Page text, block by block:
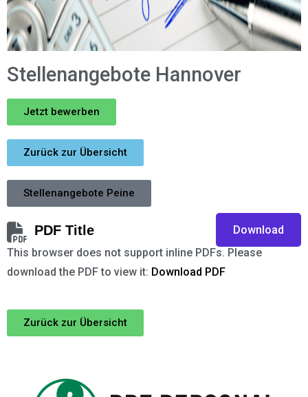
Stellenangebote Hannover
Jetzt bewerben
Zurück zur Übersicht
Stellenangebote Peine
PDF Title
Download
This browser does not support inline PDFs. Please
download the PDF to view it: Download PDF
Zurück zur Übersicht